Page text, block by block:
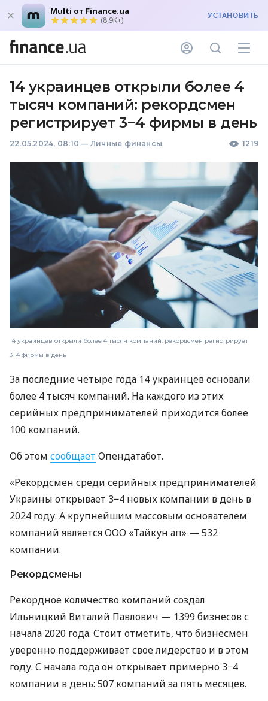
Multi от Finance.ua
(8,9K+) УСТАНОВИТЬ
14 украинцев открыли более 4
тысяч компаний: рекордсмен
регистрирует 3−4 фирмы в день
22.05.2024, 08:10 — Личные финансы 1219
14 украинцев открыли более 4 тысяч компаний: рекордсмен регистрирует
3−4 фирмы в день
За последние четыре года 14 украинцев основали
более 4 тысяч компаний. На каждого из этих
серийных предпринимателей приходится более
100 компаний.
Об этом сообщает Опендатабот.
«Рекордсмен среди серийных предпринимателей
Украины открывает 3−4 новых компании в день в
2024 году. А крупнейшим массовым основателем
компаний является ООО «Тайкун ап» — 532
компании.
Рекордсмены
Рекордное количество компаний создал
Ильницкий Виталий Павлович — 1399 бизнесов с
начала 2020 года. Стоит отметить, что бизнесмен
уверенно поддерживает свое лидерство и в этом
году. С начала года он открывает примерно 3−4
компании в день: 507 компаний за пять месяцев.